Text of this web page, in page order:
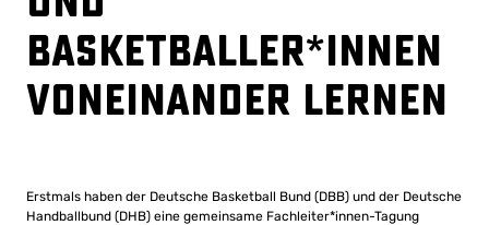
Basketballer*innen
voneinander lernen
Erstmals haben der Deutsche Basketball Bund (DBB) und der Deutsche
Handballbund (DHB) eine gemeinsame Fachleiter*innen-Tagung